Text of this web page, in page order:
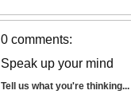
0 comments:
Speak up your mind
Tell us what you're thinking...